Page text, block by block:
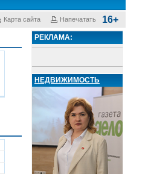
Карта сайта Напечатать 16+
РЕКЛАМА:
НЕДВИЖИМОСТЬ